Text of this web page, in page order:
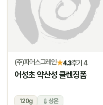
(주)파머스그레인★4.3후기 4
어성초 약산성 클렌징폼
120g 상온